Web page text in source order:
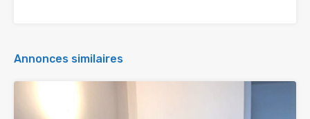
Annonces similaires